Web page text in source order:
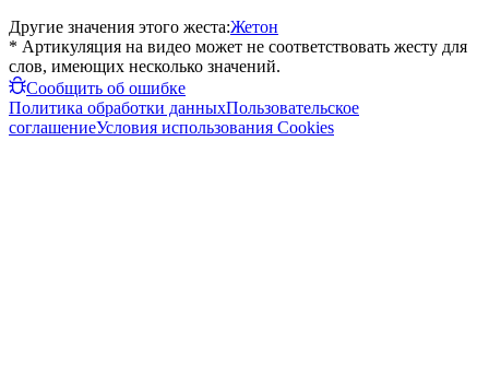
Другие значения этого жеста:Жетон
* Артикуляция на видео может не соответствовать жесту для
слов, имеющих несколько значений.
Сообщить об ошибке
Политика обработки данныхПользовательское
соглашениеУсловия использования Cookies